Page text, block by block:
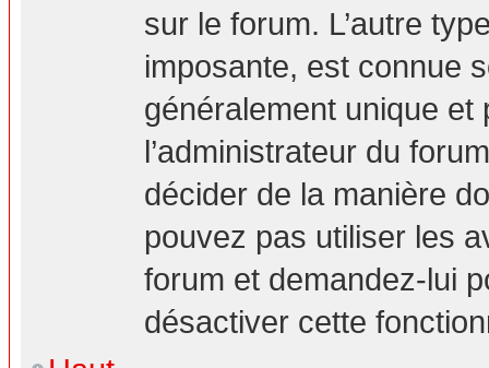
sur le forum. L’autre
imposante, est connue
généralement unique et
l’administrateur du
décider de la manière
pouvez pas utiliser les
forum et demandez-lui
désactiver cette